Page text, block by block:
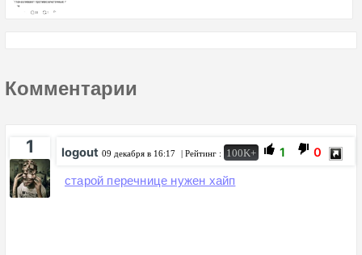
Комментарии
1 logout 09 декабря в 16:17 | Рейтинг : 100K+ 1 0
старой перечнице нужен хайп